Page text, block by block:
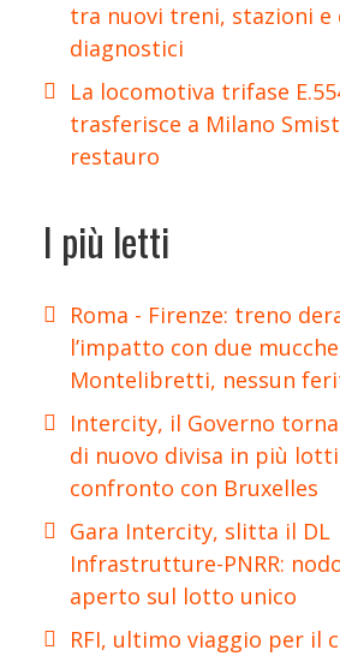
tra nuovi treni, stazioni e
diagnostici
La locomotiva trifase
trasferisce a Milano
restauro
I più letti
Roma - Firenze: treno
l’impatto con due
Montelibretti, nessun
Intercity, il Governo
di nuovo divisa in più
confronto con Bruxelles
Gara Intercity, slitta il DL
Infrastrutture-PNRR:
aperto sul lotto unico
RFI, ultimo viaggio per il